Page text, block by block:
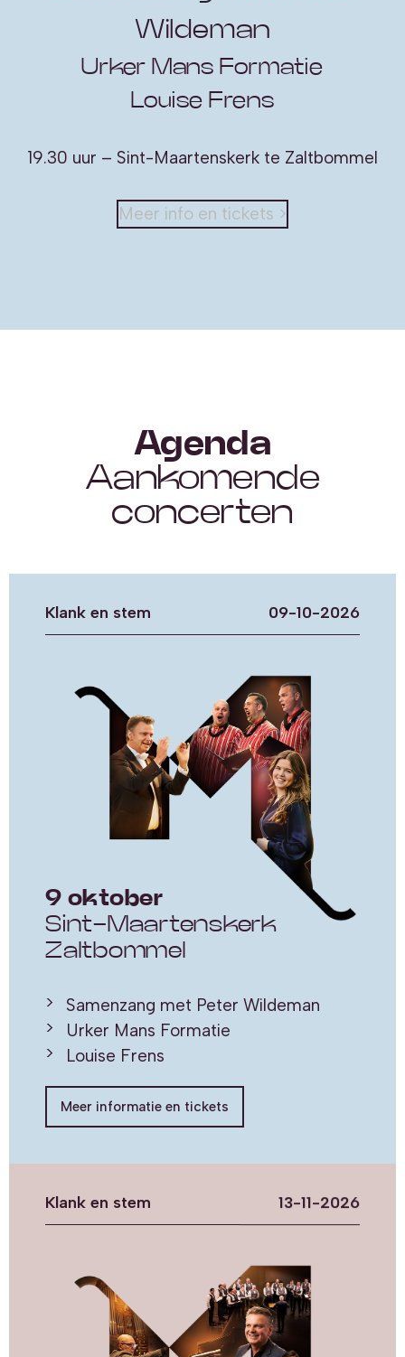
Wildeman
Urker Mans Formatie
Louise Frens
19.30 uur – Sint-Maartenskerk te Zaltbommel
Meer info en tickets >
Agenda
Aankomende
concerten
Klank en stem 09-10-2026
9 oktober
Sint-Maartenskerk
Zaltbommel
Samenzang met Peter Wildeman
Urker Mans Formatie
Louise Frens
Meer informatie en tickets
Klank en stem 13-11-2026